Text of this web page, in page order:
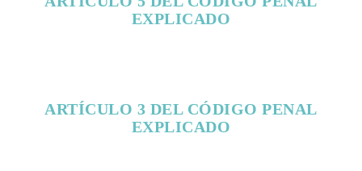
EXPLICADO
ARTÍCULO 3 DEL CÓDIGO PENAL
EXPLICADO